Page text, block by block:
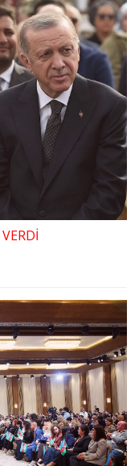
VERDİ